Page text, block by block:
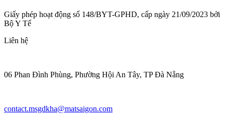
Giấy phép hoạt động số 148/BYT-GPHD, cấp ngày 21/09/2023 bởi
Bộ Y Tế
Liên hệ
06 Phan Đình Phùng, Phường Hội An Tây, TP Đà Nẵng
contact.msgdkha@matsaigon.com